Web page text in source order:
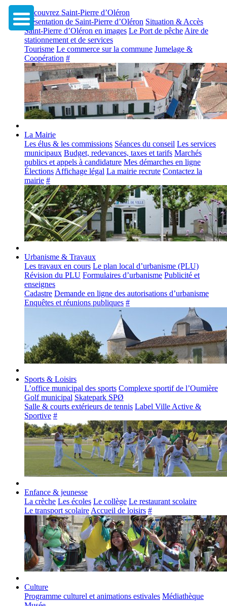
Découvrez Saint-Pierre d’Oléron
Présentation de Saint-Pierre d’Oléron Situation & Accès
Saint-Pierre d’Oléron en images Le Port de pêche Aire de
stationnement et de services
Tourisme Le commerce sur la commune Jumelage &
Coopération #
La Mairie
Les élus & les commissions Séances du conseil Les services
municipaux Budget, redevances, taxes et tarifs Marchés
publics et appels à candidature Mes démarches en ligne
Élections Affichage légal La mairie recrute Contactez la
mairie #
Urbanisme & Travaux
Les travaux en cours Le plan local d’urbanisme (PLU)
Révision du PLU Formulaires d’urbanisme Publicité et
enseignes
Cadastre Demande en ligne des autorisations d’urbanisme
Enquêtes et réunions publiques #
Sports & Loisirs
L’office municipal des sports Complexe sportif de l’Oumière
Golf municipal Skatepark SPØ
Salle & courts extérieurs de tennis Label Ville Active &
Sportive #
Enfance & jeunesse
La crèche Les écoles Le collège Le restaurant scolaire
Le transport scolaire Accueil de loisirs #
Culture
Programme culturel et animations estivales Médiathèque